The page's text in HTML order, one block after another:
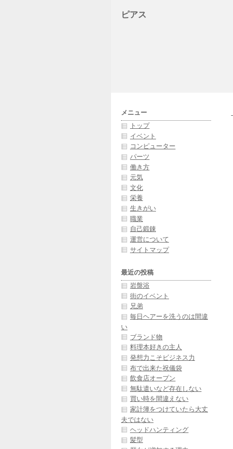
ピアス
メニュー
トップ
イベント
コンピューター
パーツ
働き方
元気
文化
栄養
生きがい
職業
自己鍛錬
運営について
サイトマップ
最近の投稿
岩盤浴
街のイベント
兄弟
毎日ヘアーを洗うのは間違
い
ブランド物
料理本好きの主人
発想力こそビジネス力
布で出来た祝儀袋
飲食店オープン
無駄遣いなど存在しない
買い時を間違えない
家計簿をつけていたら大丈
夫ではない
ヘッドハンティング
髪型